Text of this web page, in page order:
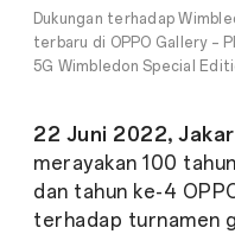
Dukungan terhadap
terbaru di OPPO Gallery –
5G Wimbledon Special
22 Juni 2022,
merayakan 100
dan tahun ke-4
terhadap turnamen